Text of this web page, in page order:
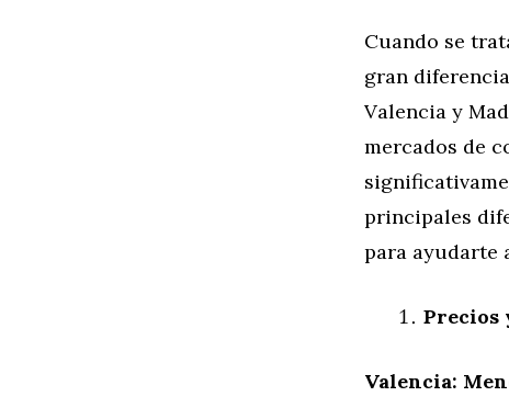
Cuando se
gran
Valencia y
mercados de
principales
para ayudarte
Precios
Valencia: